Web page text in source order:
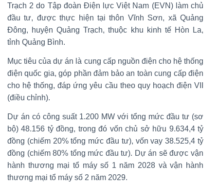
Trạch 2 do Tập đoàn Điện lực Việt Nam (EVN) làm chủ
đầu tư, được thực hiện tại thôn Vĩnh Sơn, xã Quảng
Đông, huyện Quảng Trạch, thuộc khu kinh tế Hòn La,
tỉnh Quảng Bình.
Mục tiêu của dự án là cung cấp nguồn điện cho hệ thống
điện quốc gia, góp phần đảm bảo an toàn cung cấp điện
cho hệ thống, đáp ứng yêu cầu theo quy hoạch điện VII
(điều chỉnh).
Dự án có công suất 1.200 MW với tổng mức đầu tư (sơ
bộ) 48.156 tỷ đồng, trong đó vốn chủ sở hữu 9.634,4 tỷ
đồng (chiếm 20% tổng mức đầu tư), vốn vay 38.525,4 tỷ
đồng (chiếm 80% tổng mức đầu tư). Dự án sẽ được vận
hành thương mại tổ máy số 1 năm 2028 và vận hành
thương mại tổ máy số 2 năm 2029.